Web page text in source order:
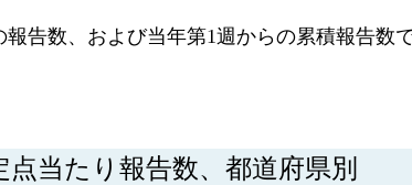
告数、および当年第1週からの累積報告数で
当たり報告数、都道府県別